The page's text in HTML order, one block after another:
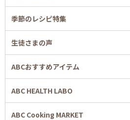
季節のレシピ特集
生徒さまの声
ABCおすすめアイテム
ABC HEALTH LABO
ABC Cooking MARKET